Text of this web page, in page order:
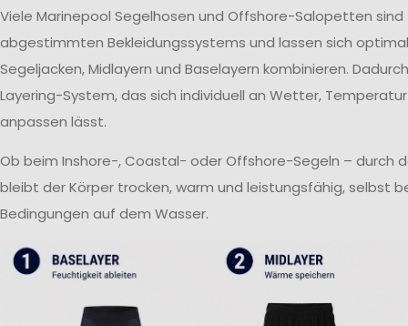
Viele Marinepool Segelhosen und Offshore-Salopetten sind
abgestimmten Bekleidungssystems und lassen sich
Segeljacken, Midlayern und Baselayern kombinieren.
Layering-System, das sich individuell an Wetter,
anpassen lässt.
Ob beim Inshore-, Coastal- oder Offshore-Segeln – durch
bleibt der Körper trocken, warm und leistungsfähig, selbst
Bedingungen auf dem Wasser.